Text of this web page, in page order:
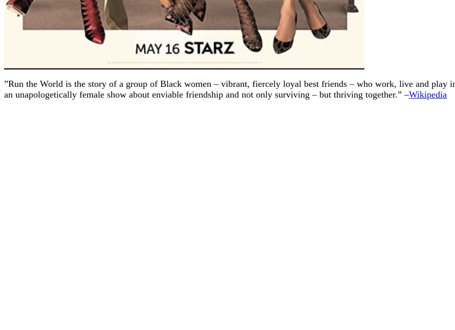
”Run the World is the story of a group of Black women – vibrant, fiercely loyal best friends – who work, live and play
an unapologetically female show about enviable friendship and not only surviving – but thriving together.” –Wikipedia